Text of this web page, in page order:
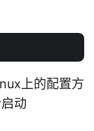
上的配置方
动